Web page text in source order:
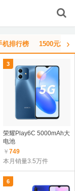
机排行榜 1500元左›
3
荣耀Play6C 5000mAh大
电池
￥749
本月销量3.5万件
6